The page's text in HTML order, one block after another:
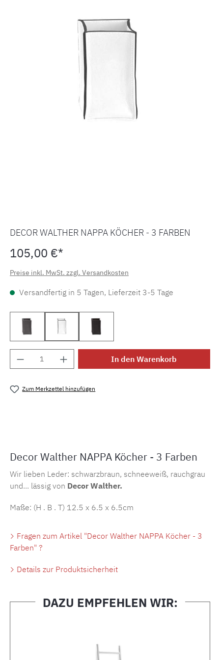
DECOR WALTHER NAPPA KÖCHER - 3 FARBEN
105,00 €*
Preise inkl. MwSt. zzgl. Versandkosten
Versandfertig in 5 Tagen, Lieferzeit 3-5 Tage
Rauchgrau 0938293Schneeweiß 0938250Schwarzbraun 0938290
Produkt Anzahl: Gib den gewünschten
In den Warenkorb
Zum Merkzettel hinzufügen
Decor Walther NAPPA Köcher - 3 Farben
Wir lieben Leder: schwarzbraun, schneeweiß, rauchgrau
und... lässig von Decor Walther.
Maße: (H . B . T) 12.5 x 6.5 x 6.5cm
Fragen zum Artikel "Decor Walther NAPPA Köcher - 3
Farben" ?
Details zur Produktsicherheit
DAZU EMPFEHLEN WIR: